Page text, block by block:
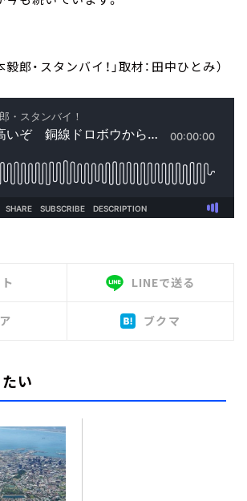
郎・スタンバイ！」取材：田中ひとみ）
LINEで送る
ブクマ
い